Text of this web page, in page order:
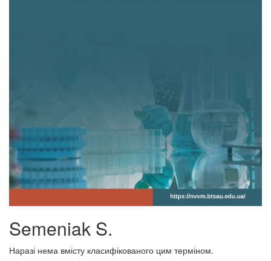
Semeniak S.
Наразі нема вмісту класифікованого цим терміном.